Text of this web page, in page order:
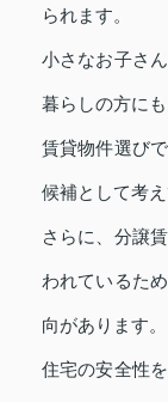
られます。
小さなお子さ
暮らしの方にも
賃貸物件選び
候補として考
さらに、分譲
われているた
向があります。
住宅の安全性